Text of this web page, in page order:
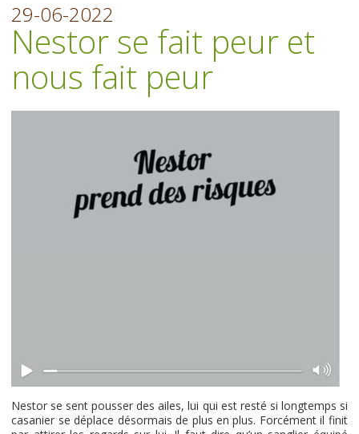
29-06-2022
Nestor se fait peur et
nous fait peur
Nestor se sent pousser des ailes, lui qui est resté si longtemps si
casanier se déplace désormais de plus en plus. Forcément il finit